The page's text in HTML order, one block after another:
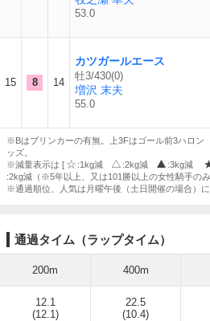
53.0
15 8 14
カツガールエース
牡3/430(0)
増沢 末夫
55.0
※Bはブリンカーの有無。上3Fはゴール前3ハロン
ッズ。
※減量表示は [
:1kg減 :2kg減 :3kg減
:2kg減（※5年以上、又は101勝以上の女性騎手のみ
※通過順位、人気は月曜午後（土日開催の場合）に
通過タイム（ラップタイム）
200m 400m
12.1
(12.1)
22.5
(10.4)